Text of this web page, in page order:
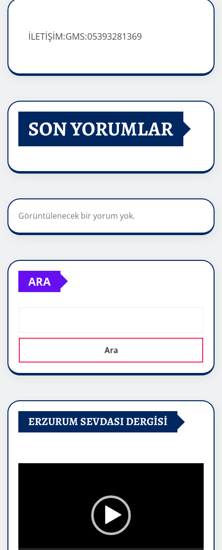
İLETİŞİM:GMS:05393281369
SON YORUMLAR
Görüntülenecek bir yorum yok.
ARA
Ara
ERZURUM SEVDASI DERGİSİ